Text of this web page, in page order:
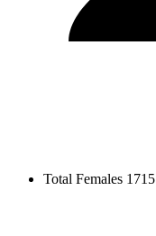
Total Females 1715